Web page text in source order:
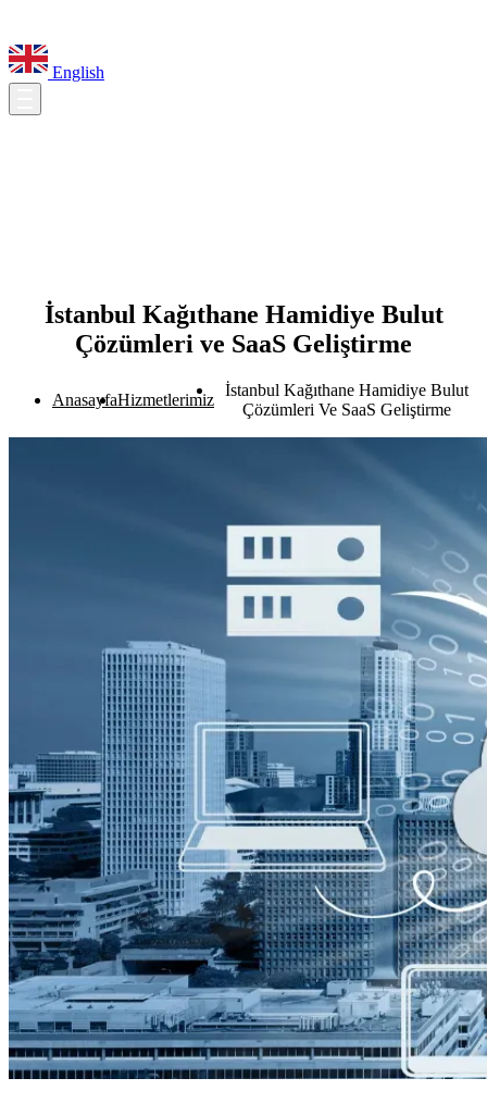
English
İstanbul Kağıthane Hamidiye Bulut
Çözümleri ve SaaS Geliştirme
AnasayfaHizmetlerimiz
İstanbul Kağıthane Hamidiye Bulut
Çözümleri Ve SaaS Geliştirme